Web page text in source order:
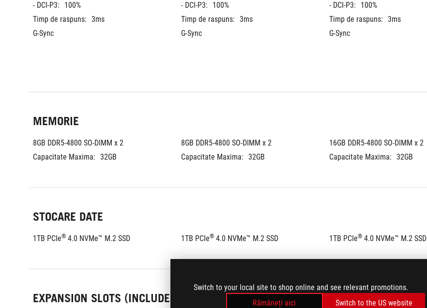
Switch to your local site to shop online and see relevant promotions.
Rămâneți aici
Switch to the US website
- DCI-P3:
100%
Timp de raspuns: 3ms
G-Sync
- DCI-P3:
100%
Timp de raspuns: 3ms
G-Sync
- DCI-P3:
100%
Timp de raspuns: 3ms
G-Sync
MEMORIE
8GB DDR5-4800 SO-DIMM x 2
Capacitate Maxima: 32GB
8GB DDR5-4800 SO-DIMM x 2
Capacitate Maxima: 32GB
16GB DDR5-4800 SO-DIMM x 2
Capacitate Maxima: 32GB
STOCARE DATE
1TB PCIe® 4.0 NVMe™ M.2 SSD 1TB PCIe® 4.0 NVMe™ M.2 SSD 1TB PCIe® 4.0 NVMe™ M.2 SSD
EXPANSION SLOTS (INCLUDES USED)